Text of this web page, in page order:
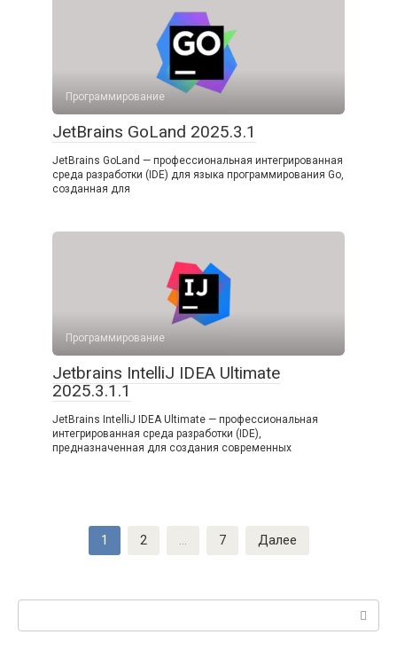
Программирование
JetBrains GoLand 2025.3.1
JetBrains GoLand — профессиональная интегрированная
среда разработки (IDE) для языка программирования Go,
созданная для
Программирование
Jetbrains IntelliJ IDEA Ultimate
2025.3.1.1
JetBrains IntelliJ IDEA Ultimate — профессиональная
интегрированная среда разработки (IDE),
предназначенная для создания современных
1 2 … 7 Далее